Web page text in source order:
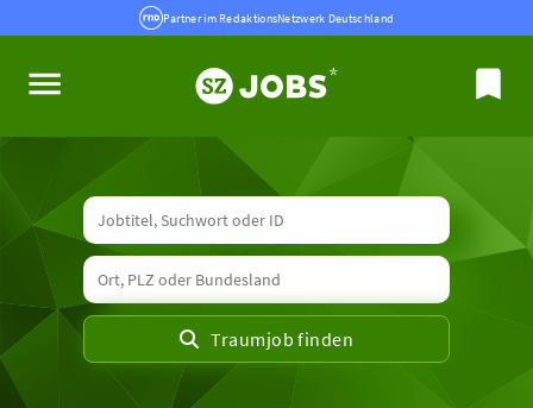
Partner im RedaktionsNetzwerk Deutschland